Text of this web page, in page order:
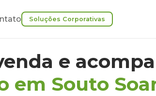
Soluções Corporativas
e
em Souto